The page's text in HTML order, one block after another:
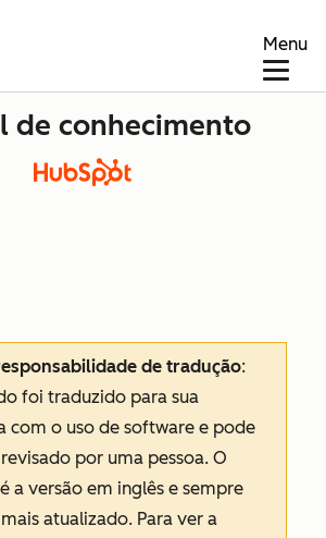
Menu
de conhecimento
de tradução:
foi traduzido para sua
com o uso de software e pode
por uma pessoa. O
a versão em inglês e sempre
atualizado. Para ver a